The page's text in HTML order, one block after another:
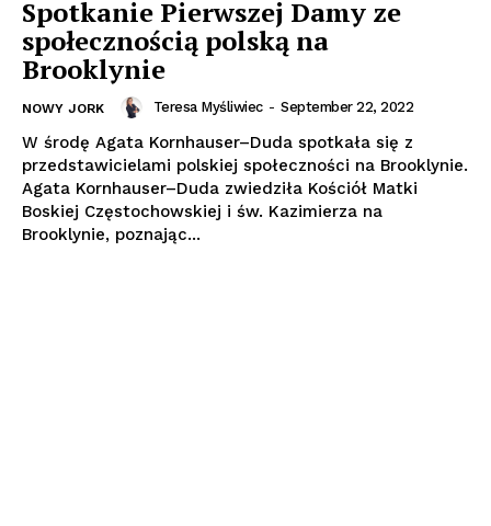
Spotkanie Pierwszej Damy ze
społecznością polską na
Brooklynie
NOWY JORK Teresa Myśliwiec - September 22, 2022
W środę Agata Kornhauser–Duda spotkała się z
przedstawicielami polskiej społeczności na Brooklynie.
Agata Kornhauser–Duda zwiedziła Kościół Matki
Boskiej Częstochowskiej i św. Kazimierza na
Brooklynie, poznając...